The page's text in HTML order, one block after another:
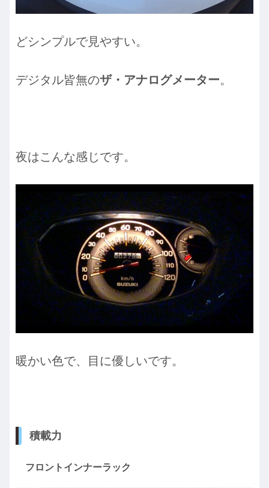
どシンプルで見やすい。
デジタル皆無のザ・アナログメーター。
夜はこんな感じです。
暖かい色で、目に優しいです。
積載力
フロントインナーラック